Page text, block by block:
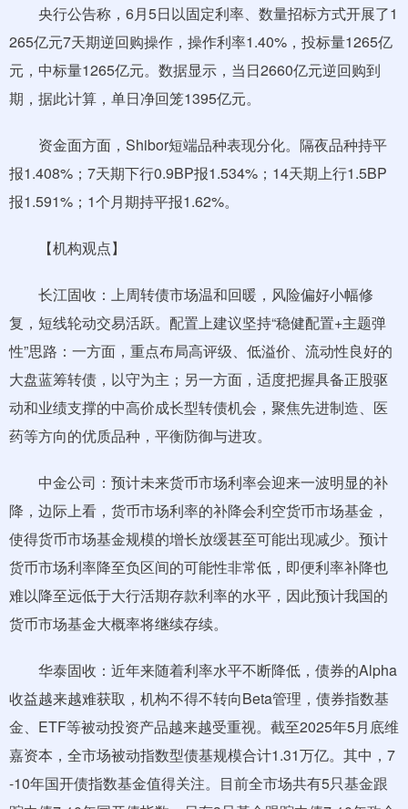
央行公告称，6月5日以固定利率、数量招标方式开展了1
265亿元7天期逆回购操作，操作利率1.40%，投标量1265亿
元，中标量1265亿元。数据显示，当日2660亿元逆回购到
期，据此计算，单日净回笼1395亿元。
资金面方面，Shibor短端品种表现分化。隔夜品种持平
报1.408%；7天期下行0.9BP报1.534%；14天期上行1.5BP
报1.591%；1个月期持平报1.62%。
【机构观点】
长江固收：上周转债市场温和回暖，风险偏好小幅修
复，短线轮动交易活跃。配置上建议坚持“稳健配置+主题弹
性”思路：一方面，重点布局高评级、低溢价、流动性良好的
大盘蓝筹转债，以守为主；另一方面，适度把握具备正股驱
动和业绩支撑的中高价成长型转债机会，聚焦先进制造、医
药等方向的优质品种，平衡防御与进攻。
中金公司：预计未来货币市场利率会迎来一波明显的补
降，边际上看，货币市场利率的补降会利空货币市场基金，
使得货币市场基金规模的增长放缓甚至可能出现减少。预计
货币市场利率降至负区间的可能性非常低，即便利率补降也
难以降至远低于大行活期存款利率的水平，因此预计我国的
货币市场基金大概率将继续存续。
华泰固收：近年来随着利率水平不断降低，债券的Alpha
收益越来越难获取，机构不得不转向Beta管理，债券指数基
金、ETF等被动投资产品越来越受重视。截至2025年5月底维
嘉资本，全市场被动指数型债基规模合计1.31万亿。其中，7
-10年国开债指数基金值得关注。目前全市场共有5只基金跟